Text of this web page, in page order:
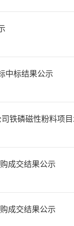
中标结果公示
铁磷磁性粉料项
成交结果公示
成交结果公示